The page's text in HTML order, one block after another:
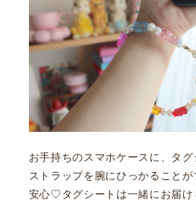
お手持ちのスマホケースに、タグ
ストラップを腕にひっかること
安心♡タグシートは一緒にお届け